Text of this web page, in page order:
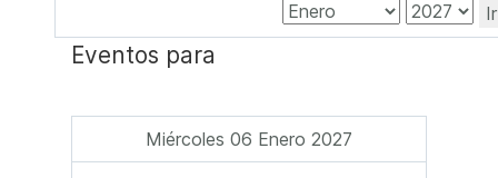
Eventos para
Miércoles 06 Enero 2027